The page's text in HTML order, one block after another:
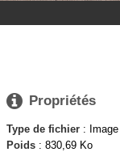
 Propriétés
Type de fichier :
Poids : 830,69 Ko